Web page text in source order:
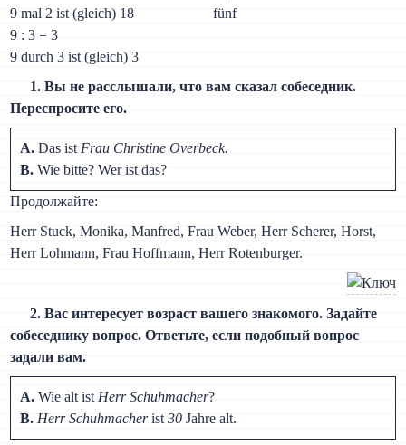
9 mal 2 ist (gleich) 18
9 : 3 = 3
9 durch 3 ist (gleich) 3
fünf
1. Вы не расслышали, что вам сказал собеседник.
Переспросите его.
A. Das ist Frau Christine Overbeck.
B. Wie bitte? Wer ist das?
Продолжайте:
Herr Stuck, Monika, Manfred, Frau Weber, Herr Scherer, Horst,
Herr Lohmann, Frau Hoffmann, Herr Rotenburger.
2. Вас интересует возраст вашего знакомого. Задайте
собеседнику вопрос. Ответьте, если подобный вопрос
задали вам.
A. Wie alt ist Herr Schuhmacher?
B. Herr Schuhmacherist30 Jahre alt.